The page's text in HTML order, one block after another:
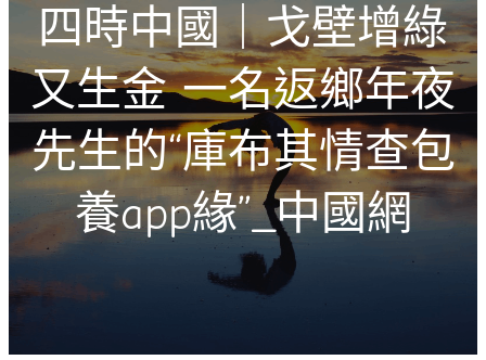
四時中國｜戈壁增綠
又生金 一名返鄉年夜
先生的“庫布其情查包
養app緣”_中國網